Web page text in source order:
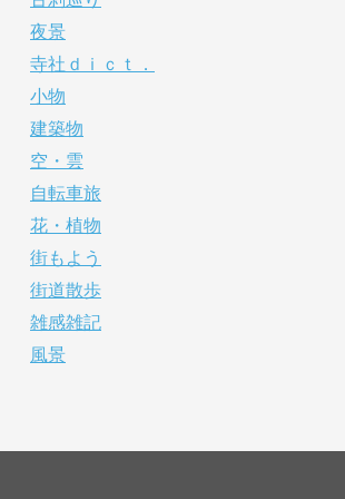
夜景
寺社ｄｉｃｔ．
小物
建築物
空・雲
自転車旅
花・植物
街もよう
街道散歩
雑感雑記
風景